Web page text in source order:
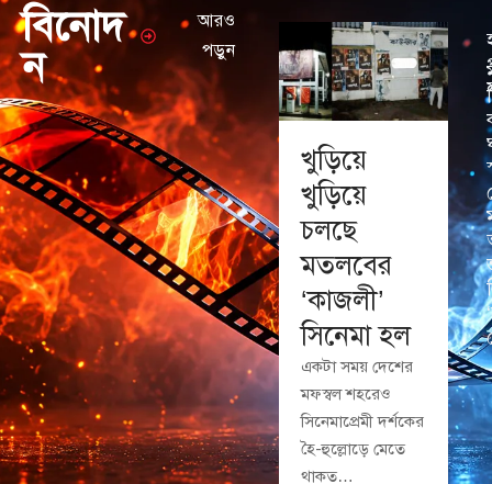
বিনোদ
ন
আরও
পড়ুন
খুড়িয়ে
খুড়িয়ে
চলছে
মতলবের
‘কাজলী’
সিনেমা হল
একটা সময় দেশের
মফস্বল শহরেও
সিনেমাপ্রেমী দর্শকের
হৈ-হুল্লোড়ে মেতে
থাকত…